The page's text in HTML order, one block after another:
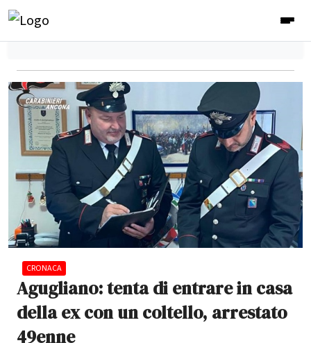
CRONACA
Agugliano: tenta di entrare in casa
della ex con un coltello, arrestato
49enne